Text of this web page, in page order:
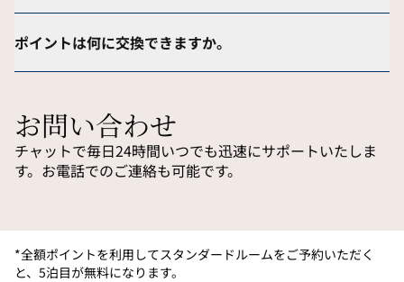
ポイントは何に交換できますか。
お問い合わせ
チャットで毎日24時間いつでも迅速にサポートいたしま
す。お電話でのご連絡も可能です。
*全額ポイントを利用してスタンダードルームをご予約いただく
と、5泊目が無料になります。